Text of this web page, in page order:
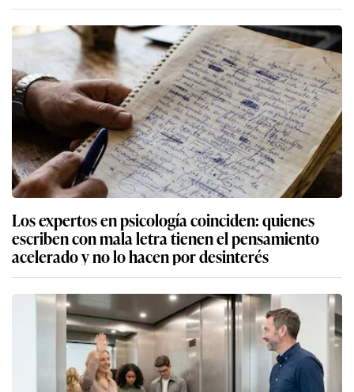
Los expertos en psicología coinciden: quienes
escriben con mala letra tienen el pensamiento
acelerado y no lo hacen por desinterés